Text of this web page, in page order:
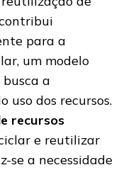
para a
um modelo
a
uso dos recursos.
recursos
e reutilizar
se a necessidade